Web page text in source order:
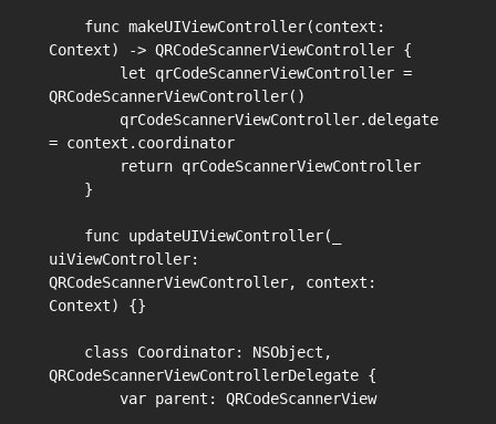
Context) -> QRCodeScannerViewController {
QRCodeScannerViewController()
= context.coordinator
uiViewController:
QRCodeScannerViewController, context:
Context) {}
QRCodeScannerViewControllerDelegate {